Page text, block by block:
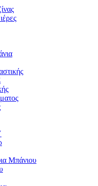
Μπάνιου